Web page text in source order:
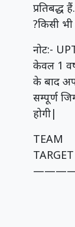
प्रतिबद्ध हैं.
?किसी
नोट:-
केवल 1
के बाद
सम्पूर्ण
होगी|
TEAM